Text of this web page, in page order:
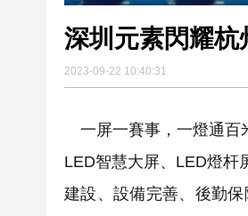
深圳元素閃耀杭
2023-09-22 10:40:31
一屏一賽事，一燈通百
LED智慧大屏、LED燈杆
建設、設備完善、後勤